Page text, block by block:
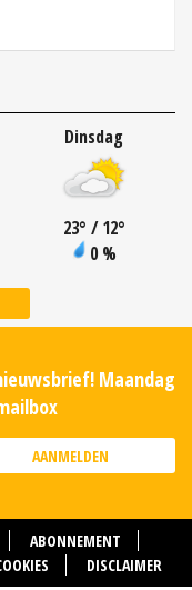
Dinsdag
23° / 12°
0 %
Maandag
AANMELDEN
ABONNEMENT
DISCLAIMER